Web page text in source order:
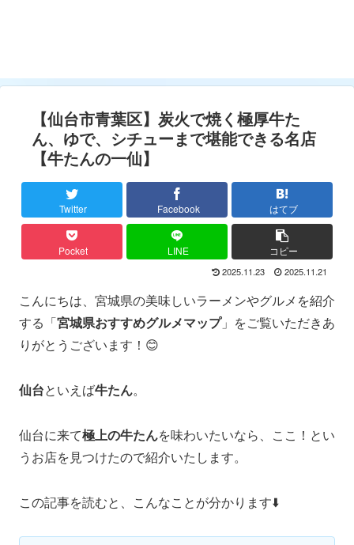
【仙台市青葉区】炭火で焼く極厚牛た
ん、ゆで、シチューまで堪能できる名店
【牛たんの一仙】
Twitter Facebook はてブ
Pocket LINE コピー
2025.11.23 2025.11.21
こんにちは、宮城県の美味しいラーメンやグルメを紹介
する「宮城県おすすめグルメマップ」をご覧いただきあ
りがとうございます！😊
仙台といえば牛たん。
仙台に来て極上の牛たんを味わいたいなら、ここ！とい
うお店を見つけたので紹介いたします。
この記事を読むと、こんなことが分かります⬇️